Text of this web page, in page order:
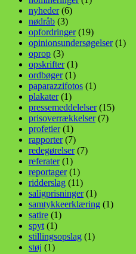
nyheder(6)
nødråb (3)
opfordringer(19)
opinionsundersøgelser(1)
oprop (3)
opskrifter(1)
ordbøger(1)
paparazzifotos (1)
plakater(1)
pressemeddelelser(15)
prisoverrækkelser(7)
profetier(1)
rapporter(7)
redegørelser(7)
referater(1)
reportager(1)
ridderslag (11)
saligprisninger(1)
samtykkeerklæring (1)
satire (1)
spyt (1)
stillingsopslag (1)
støj (1)